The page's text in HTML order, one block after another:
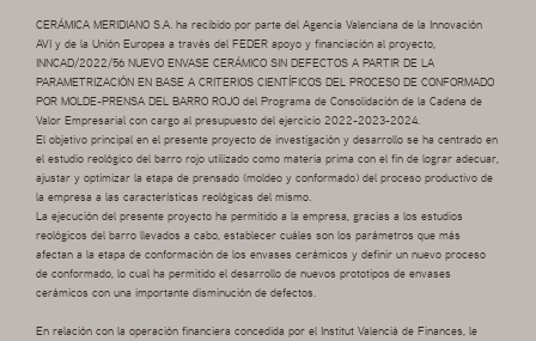
CERÁMICA MERIDIANO S.A. ha recibido por parte del Agencia Valenciana de la Innovación
AVI y de la Unión Europea a través del FEDER apoyo y financiación al proyecto,
INNCAD/2022/56 NUEVO ENVASE CERÁMICO SIN DEFECTOS A PARTIR DE LA
PARAMETRIZACIÓN EN BASE A CRITERIOS CIENTÍFICOS DEL PROCESO DE CONFORMADO
POR MOLDE-PRENSA DEL BARRO ROJO del Programa de Consolidación de la Cadena de
Valor Empresarial con cargo al presupuesto del ejercicio 2022-2023-2024.
El objetivo principal en el presente proyecto de investigación y desarrollo se ha centrado en
el estudio reológico del barro rojo utilizado como materia prima con el fin de lograr adecuar,
ajustar y optimizar la etapa de prensado (moldeo y conformado) del proceso productivo de
la empresa a las características reológicas del mismo.
La ejecución del presente proyecto ha permitido a la empresa, gracias a los estudios
reológicos del barro llevados a cabo, establecer cuáles son los parámetros que más
afectan a la etapa de conformación de los envases cerámicos y definir un nuevo proceso
de conformado, lo cual ha permitido el desarrollo de nuevos prototipos de envases
cerámicos con una importante disminución de defectos.
En relación con la operación financiera concedida por el Institut Valencià de Finances, le